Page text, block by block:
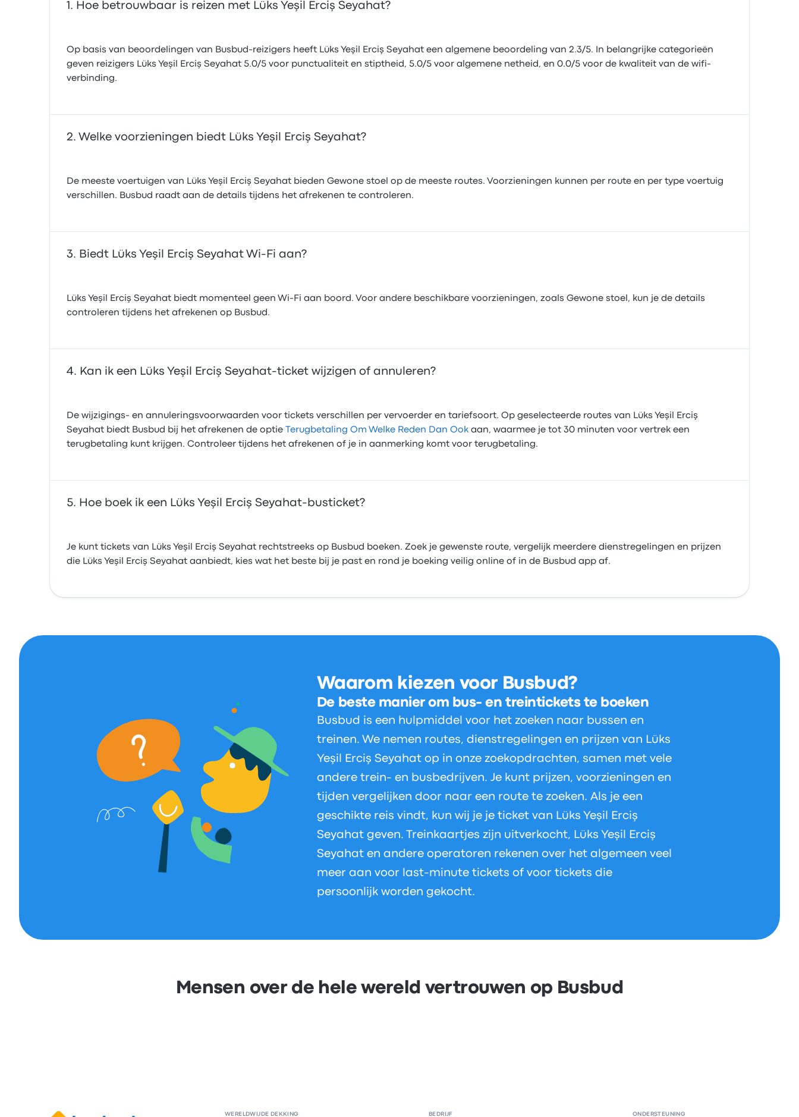
Hoe betrouwbaar is reizen met Lüks Yeşil Erciş Seyahat?
Op basis van beoordelingen van Busbud-reizigers heeft Lüks Yeşil Erciş Seyahat een algemene beoordeling van 2.3/5. In belangrijke categorieën
geven reizigers Lüks Yeşil Erciş Seyahat 5.0/5 voor punctualiteit en stiptheid, 5.0/5 voor algemene netheid, en 0.0/5 voor de kwaliteit van de wifi-
verbinding.
Welke voorzieningen biedt Lüks Yeşil Erciş Seyahat?
De meeste voertuigen van Lüks Yeşil Erciş Seyahat bieden Gewone stoel op de meeste routes. Voorzieningen kunnen per route en per type voertuig
verschillen. Busbud raadt aan de details tijdens het afrekenen te controleren.
Biedt Lüks Yeşil Erciş Seyahat Wi‑Fi aan?
Lüks Yeşil Erciş Seyahat biedt momenteel geen Wi‑Fi aan boord. Voor andere beschikbare voorzieningen, zoals Gewone stoel, kun je de details
controleren tijdens het afrekenen op Busbud.
Kan ik een Lüks Yeşil Erciş Seyahat-ticket wijzigen of annuleren?
De wijzigings- en annuleringsvoorwaarden voor tickets verschillen per vervoerder en tariefsoort. Op geselecteerde routes van Lüks Yeşil Erciş
Seyahat biedt Busbud bij het afrekenen de optie
Terugbetaling Om Welke Reden Dan Ook aan, waarmee je tot 30 minuten voor vertrek een
terugbetaling kunt krijgen. Controleer tijdens het afrekenen of je in aanmerking komt voor terugbetaling.
Hoe boek ik een Lüks Yeşil Erciş Seyahat-busticket?
Je kunt tickets van Lüks Yeşil Erciş Seyahat rechtstreeks op Busbud boeken. Zoek je gewenste route, vergelijk meerdere dienstregelingen en prijzen
die Lüks Yeşil Erciş Seyahat aanbiedt, kies wat het beste bij je past en rond je boeking veilig online of in de Busbud app af.
Waarom kiezen voor Busbud?
De beste manier om bus- en treintickets te boeken
Busbud is een hulpmiddel voor het zoeken naar bussen en
treinen. We nemen routes, dienstregelingen en prijzen van Lüks
Yeşil Erciş Seyahat op in onze zoekopdrachten, samen met vele
andere trein- en busbedrijven. Je kunt prijzen, voorzieningen en
tijden vergelijken door naar een route te zoeken. Als je een
geschikte reis vindt, kun wij je je ticket van Lüks Yeşil Erciş
Seyahat geven. Treinkaartjes zijn uitverkocht, Lüks Yeşil Erciş
Seyahat en andere operatoren rekenen over het algemeen veel
meer aan voor last-minute tickets of voor tickets die
persoonlijk worden gekocht.
Mensen over de hele wereld vertrouwen op Busbud
WERELDWIJDE DEKKING BEDRIJF ONDERSTEUNING